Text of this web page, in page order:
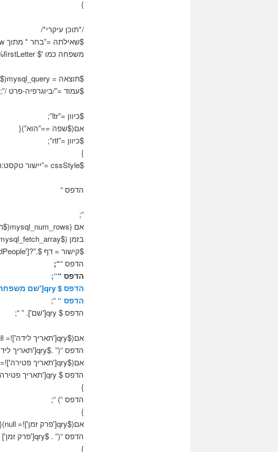
}
/*תוכן עיקרי*/
משפחה כמו '$ firstLetter%';”;
$תוצאה = mysql_query($שאילתא);
$עמוד =”/ביוגרפיה-פרט /”;
$כיוון =”ltr”;
אם($שפה ==”הוא”){
$כיוון =”rtl”;
}
$cssStyle =”יישור טקסט:תצדיק;כיוון:”.$כיוון;
הדפס “
“;
אם (mysql_num_rows($תוצאה)) {
בזמן ($qry = mysql_fetch_array($תוצאה)) {
$קישור = דף $.”?id =”.$qry['IdPeople'].”&שפה =”.$שפה;
הדפס ““;
הדפס ““;
הדפס $ qry['שם משפחה'];
הדפס “ “;
הדפס $ qry['שם']. ” “;
אם($qry['תאריך לידה']!= null) {
הדפס “(” .$qry['תאריך לידה']. “-“;
אם($qry['תאריך פטירה']!= null) {
הדפס $ qry['תאריך פטירה'];
}
הדפס “) “;
}
אם($qry['פרק זמן']!= null){
הדפס “(” . $qry['פרק זמן'] . “) “;
}